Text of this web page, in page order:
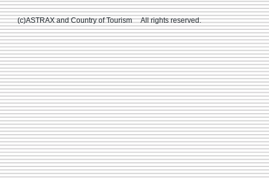
(c)ASTRAX and Country of Tourism All rights reserved.